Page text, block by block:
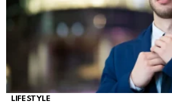
LIFESTYLE